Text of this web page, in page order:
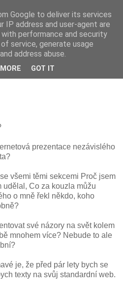
značkách a životě s nimi. A
dekonstrukce, je to důvod
sběru.
prezentace nezávislého
všemi těmi sekcemi Proč jsem
Co za kouzla můžu
o mně řekl někdo, koho
své názory na svět kolem
mnohem více? Nebude to ale
je, že před pár lety bych se
texty na svůj standardní web.
Google to deliver its services
IP address and user-agent are
performance and security
service, generate usage
address abuse.
GOT IT